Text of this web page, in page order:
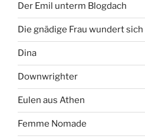
Der Emil unterm Blogdach
Die gnädige Frau wundert sich
Dina
Downwrighter
Eulen aus Athen
Femme Nomade